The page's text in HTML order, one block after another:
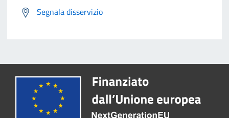
Segnala disservizio